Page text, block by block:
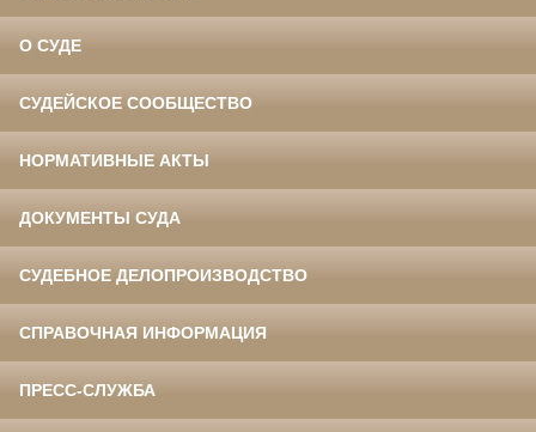
О СУДЕ
СУДЕЙСКОЕ СООБЩЕСТВО
НОРМАТИВНЫЕ АКТЫ
ДОКУМЕНТЫ СУДА
СУДЕБНОЕ ДЕЛОПРОИЗВОДСТВО
СПРАВОЧНАЯ ИНФОРМАЦИЯ
ПРЕСС-СЛУЖБА